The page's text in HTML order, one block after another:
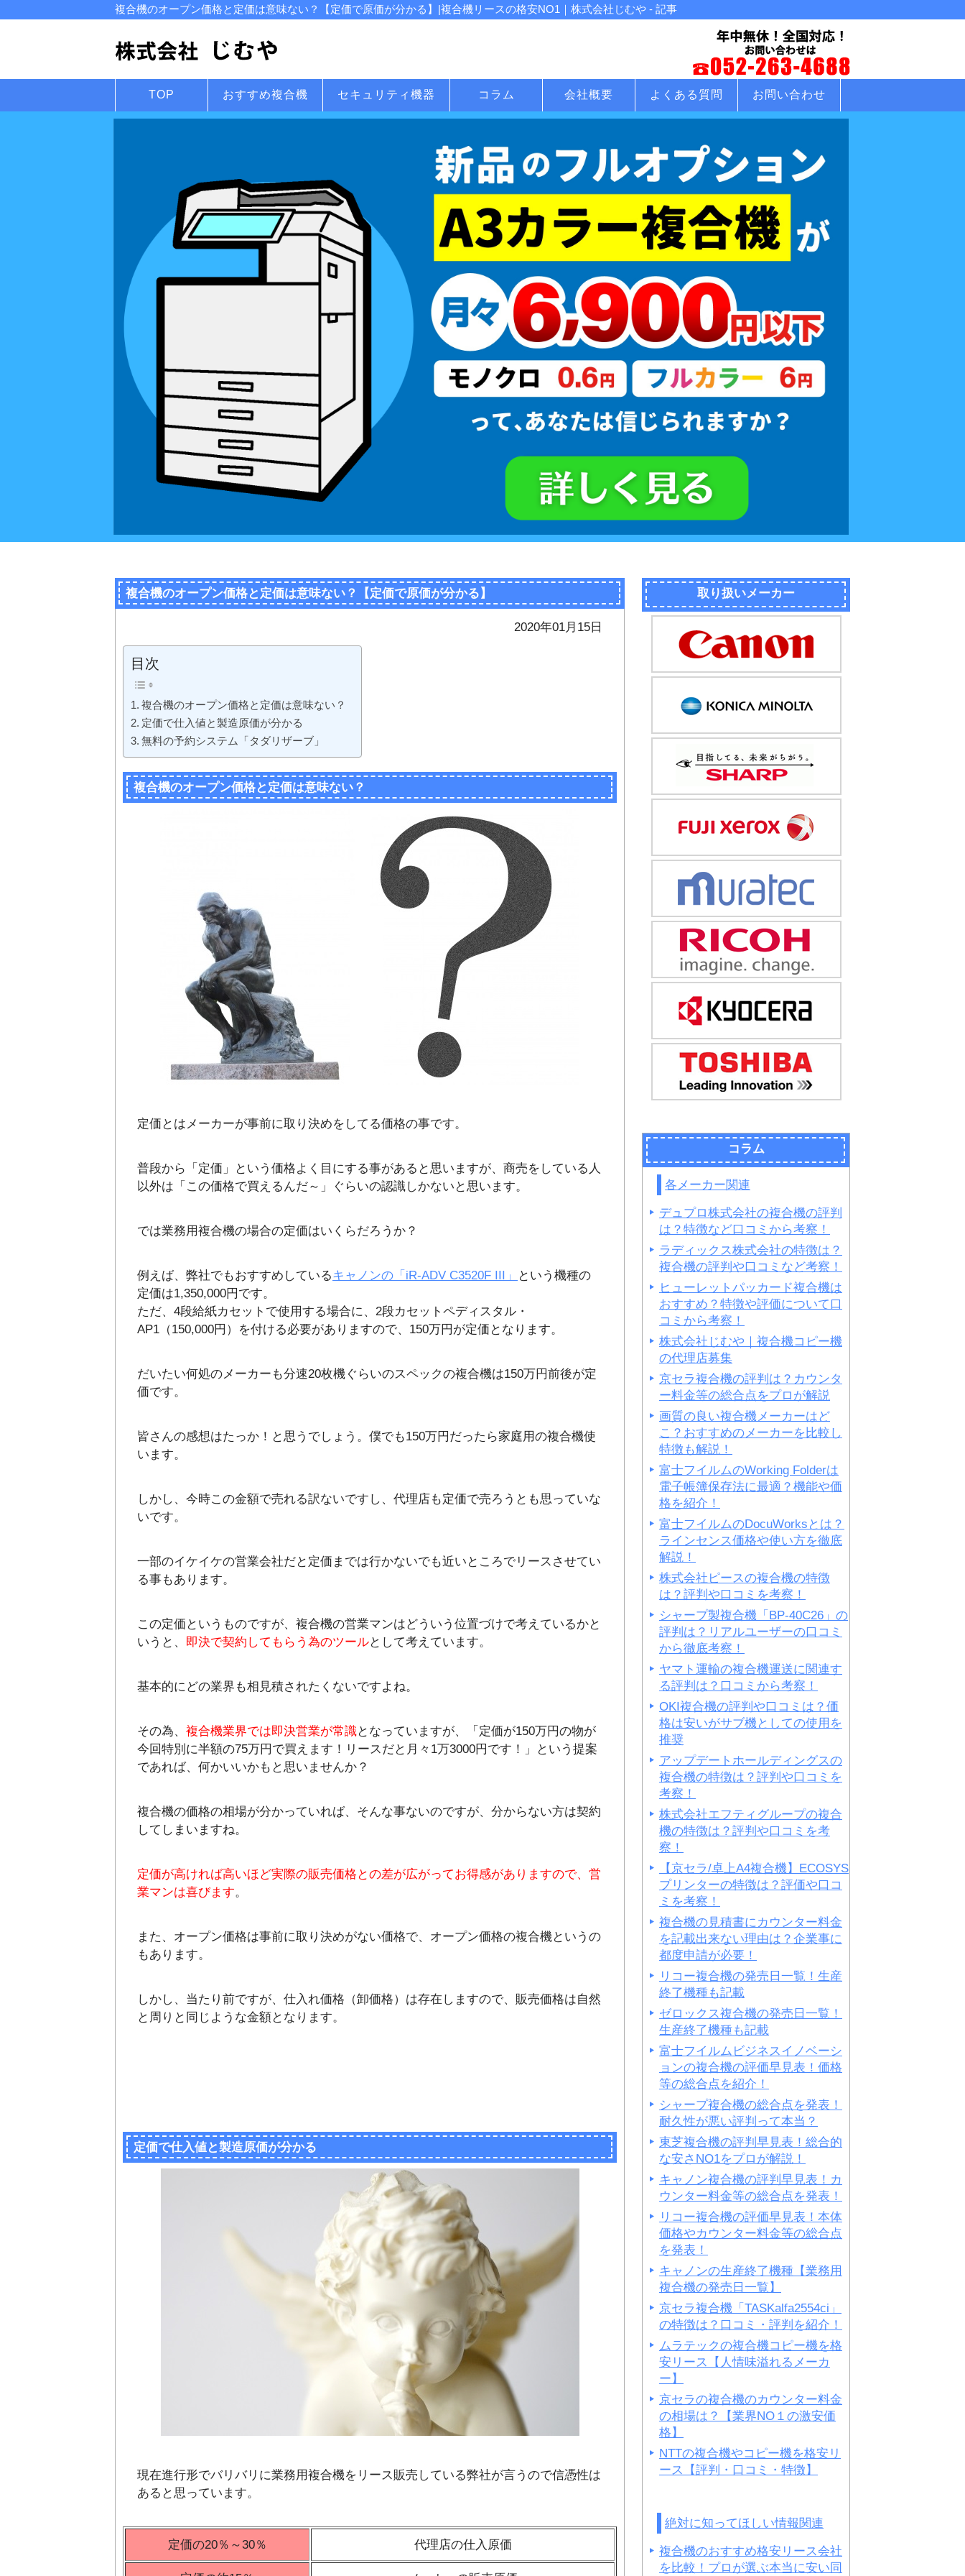
複合機のオープン価格と定価は意味ない？【定価で原価が分かる】|複合機リースの格安NO1｜株式会社じむや - 記事
TOP おすすめ複合機 セキュリティ機器 コラム 会社概要 よくある質問 お問い合わせ
複合機のオープン価格と定価は意味ない？【定価で原価が分かる】
2020年01月15日
目次
複合機のオープン価格と定価は意味ない？
定価で仕入値と製造原価が分かる
無料の予約システム「タダリザーブ」
複合機のオープン価格と定価は意味ない？
定価とはメーカーが事前に取り決めをしてる価格の事です。
普段から「定価」という価格よく目にする事があると思いますが、商売をしている人
以外は「この価格で買えるんだ～」ぐらいの認識しかないと思います。
では業務用複合機の場合の定価はいくらだろうか？
例えば、弊社でもおすすめしているキャノンの「iR-ADV C3520F III」
という機種の
定価は1,350,000円です。
ただ、4段給紙カセットで使用する場合に、2段カセットペディスタル・
AP1（150,000円）を付ける必要がありますので、150万円が定価となります。
だいたい何処のメーカーも分速20枚機ぐらいのスペックの複合機は150万円前後が定
価です。
皆さんの感想はたっか！と思うでしょう。僕でも150万円だったら家庭用の複合機使
います。
しかし、今時この金額で売れる訳ないですし、代理店も定価で売ろうとも思っていな
いです。
一部のイケイケの営業会社だと定価までは行かないでも近いところでリースさせてい
る事もあります。
この定価というものですが、複合機の営業マンはどういう位置づけで考えているかと
いうと、 即決で契約してもらう為のツールとして考えています。
基本的にどの業界も相見積されたくないですよね。
その為、 複合機業界では即決営業が常識となっていますが、「定価が150万円の物が
今回特別に半額の75万円で買えます！リースだと月々1万3000円です！」という提案
であれば、何かいいかもと思いませんか？
複合機の価格の相場が分かっていれば、そんな事ないのですが、分からない方は契約
してしまいますね。
定価が高ければ高いほど実際の販売価格との差が広がってお得感がありますので、営
業マンは喜びます。
また、オープン価格は事前に取り決めがない価格で、オープン価格の複合機というの
もあります。
しかし、当たり前ですが、仕入れ価格（卸価格）は存在しますので、販売価格は自然
と周りと同じような金額となります。
定価で仕入値と製造原価が分かる
現在進行形でバリバリに業務用複合機をリース販売している弊社が言うので信憑性は
あると思っています。
定価の20％～30％ 代理店の仕入原価
取り扱いメーカー
コラム
各メーカー関連
デュプロ株式会社の複合機の評判
は？特徴など口コミから考察！
ラディックス株式会社の特徴は？
複合機の評判や口コミなど考察！
ヒューレットパッカード複合機は
おすすめ？特徴や評価について口
コミから考察！
株式会社じむや｜複合機コピー機
の代理店募集
京セラ複合機の評判は？カウンタ
ー料金等の総合点をプロが解説
画質の良い複合機メーカーはど
こ？おすすめのメーカーを比較し
特徴も解説！
富士フイルムのWorking Folderは
電子帳簿保存法に最適？機能や価
格を紹介！
富士フイルムのDocuWorksとは？
ラインセンス価格や使い方を徹底
解説！
株式会社ピースの複合機の特徴
は？評判や口コミを考察！
シャープ製複合機「BP-40C26」の
評判は？リアルユーザーの口コミ
から徹底考察！
ヤマト運輸の複合機運送に関連す
る評判は？口コミから考察！
OKI複合機の評判や口コミは？価
格は安いがサブ機としての使用を
推奨
アップデートホールディングスの
複合機の特徴は？評判や口コミを
考察！
株式会社エフティグループの複合
機の特徴は？評判や口コミを考
察！
【京セラ/卓上A4複合機】ECOSYS
プリンターの特徴は？評価や口コ
ミを考察！
複合機の見積書にカウンター料金
を記載出来ない理由は？企業事に
都度申請が必要！
リコー複合機の発売日一覧！生産
終了機種も記載
ゼロックス複合機の発売日一覧！
生産終了機種も記載
富士フイルムビジネスイノベーシ
ョンの複合機の評価早見表！価格
等の総合点を紹介！
シャープ複合機の総合点を発表！
耐久性が悪い評判って本当？
東芝複合機の評判早見表！総合的
な安さNO1をプロが解説！
キャノン複合機の評判早見表！カ
ウンター料金等の総合点を発表！
リコー複合機の評価早見表！本体
価格やカウンター料金等の総合点
を発表！
キャノンの生産終了機種【業務用
複合機の発売日一覧】
京セラ複合機「TASKalfa2554ci」
の特徴は？口コミ・評判を紹介！
ムラテックの複合機コピー機を格
安リース【人情味溢れるメーカ
ー】
京セラの複合機のカウンター料金
の相場は？【業界NO１の激安価
格】
NTTの複合機やコピー機を格安リ
ース【評判・口コミ・特徴】
絶対に知ってほしい情報関連
複合機のおすすめ格安リース会社
を比較！プロが選ぶ本当に安い同